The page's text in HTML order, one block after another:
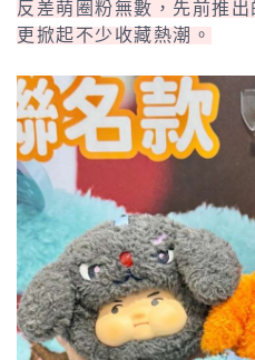
反差萌圈粉無數，先前推出
更掀起不少收藏熱潮。